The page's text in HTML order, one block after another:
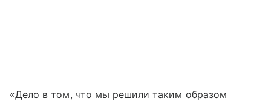
«Дело в том, что мы решили таким образом